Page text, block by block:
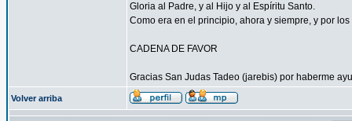
Gloria al Padre, y al Hijo y al Espíritu Santo.
Como era en el principio, ahora y siempre, y por
CADENA DE FAVOR
Gracias San Judas Tadeo (jarebis) por haberme
Volver arriba